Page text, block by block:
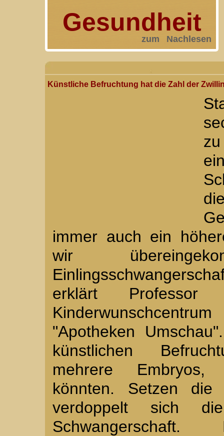
Gesundheit
zum Nachlesen
Künstliche Befruchtung hat die Zahl der
immer auch ein
wir
erklärt
"Apotheken
künstlichen
mehrere
könnten. Setzen
verdoppelt sich
Schwangerschaft.